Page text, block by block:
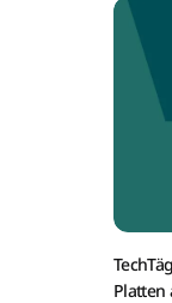
Platten